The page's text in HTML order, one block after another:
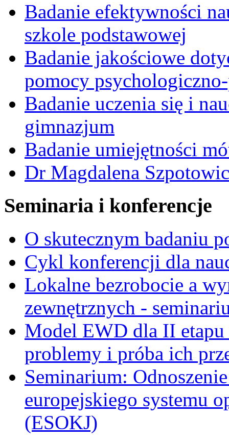
Badanie efektywności
szkole podstawowej
Badanie jakościowe
pomocy
Badanie uczenia się i
gimnazjum
Badanie umiejętności
Dr Magdalena
Seminaria i konferencje
O skutecznym badaniu
Cykl konferencji dla
Lokalne bezrobocie a
zewnętrznych -
Model EWD dla II etapu
problemy i próba ich
Seminarium:
europejskiego systemu
(ESOKJ)